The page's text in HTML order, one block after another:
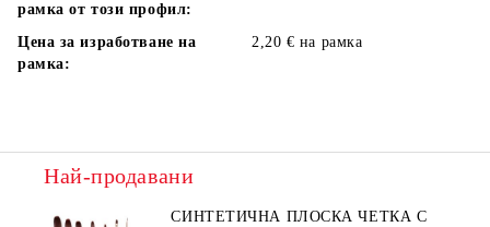
рамка от този профил:
Цена за изработване на
рамка:
2,20 € на рамка
Най-продавани
СИНТЕТИЧНА ПЛОСКА ЧЕТКА С